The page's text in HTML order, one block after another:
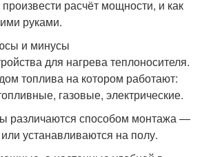
расчёт мощности, и как
руками.
и минусы
для нагрева теплоносителя.
топлива на котором работают:
газовые, электрические.
различаются способом монтажа —
устанавливаются на полу.